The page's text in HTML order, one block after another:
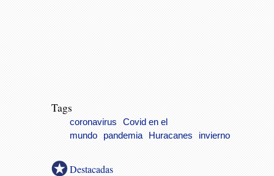
Tags
coronavirus
Covid en el
mundo
pandemia Huracanes invierno
Destacadas